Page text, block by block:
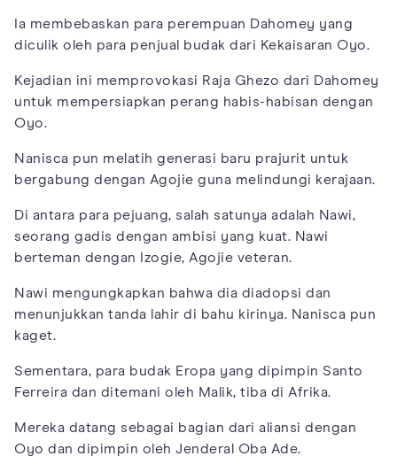
Ia membebaskan para perempuan Dahomey yang
diculik oleh para penjual budak dari Kekaisaran Oyo.
Kejadian ini memprovokasi Raja Ghezo dari Dahomey
untuk mempersiapkan perang habis-habisan dengan
Oyo.
Nanisca pun melatih generasi baru prajurit untuk
bergabung dengan Agojie guna melindungi kerajaan.
Di antara para pejuang, salah satunya adalah Nawi,
seorang gadis dengan ambisi yang kuat. Nawi
berteman dengan Izogie, Agojie veteran.
Nawi mengungkapkan bahwa dia diadopsi dan
menunjukkan tanda lahir di bahu kirinya. Nanisca pun
kaget.
Sementara, para budak Eropa yang dipimpin Santo
Ferreira dan ditemani oleh Malik, tiba di Afrika.
Mereka datang sebagai bagian dari aliansi dengan
Oyo dan dipimpin oleh Jenderal Oba Ade.